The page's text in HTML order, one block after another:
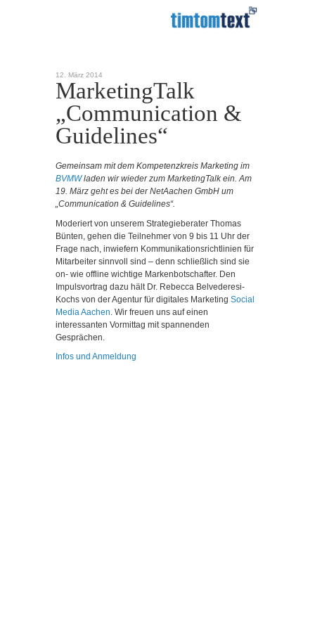
12. März 2014
MarketingTalk
„Communication &
Guidelines“
Gemeinsam mit dem Kompetenzkreis Marketing im
BVMWladen wir wieder zum MarketingTalk ein. Am
19. März geht es bei der NetAachen GmbH um
„Communication & Guidelines“.
Moderiert von unserem Strategieberater Thomas
Bünten, gehen die Teilnehmer von 9 bis 11 Uhr der
Frage nach, inwiefern Kommunikationsrichtlinien für
Mitarbeiter sinnvoll sind – denn schließlich sind sie
on- wie offline wichtige Markenbotschafter. Den
Impulsvortrag dazu hält Dr. Rebecca Belvederesi-
Kochs von der Agentur für digitales Marketing Social
Media Aachen . Wir freuen uns auf einen
interessanten Vormittag mit spannenden
Gesprächen.
Infos und Anmeldung